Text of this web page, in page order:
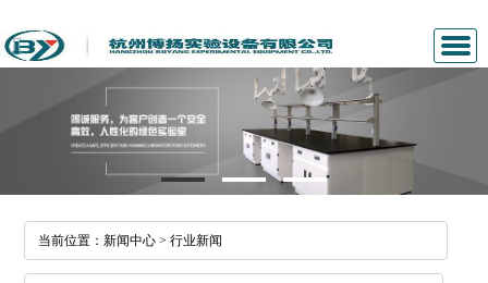
公司首页
关于我们
产品展示
当前位置：新闻中心 >行业新闻